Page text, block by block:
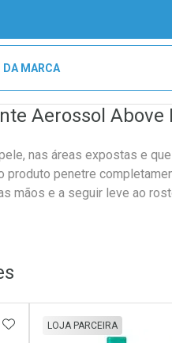
DA MARCA
Aerossol Above
nas áreas expostas e
produto penetre
mãos e a seguir leve ao
ADICIONAR AOS
LOJA PARCEIRA